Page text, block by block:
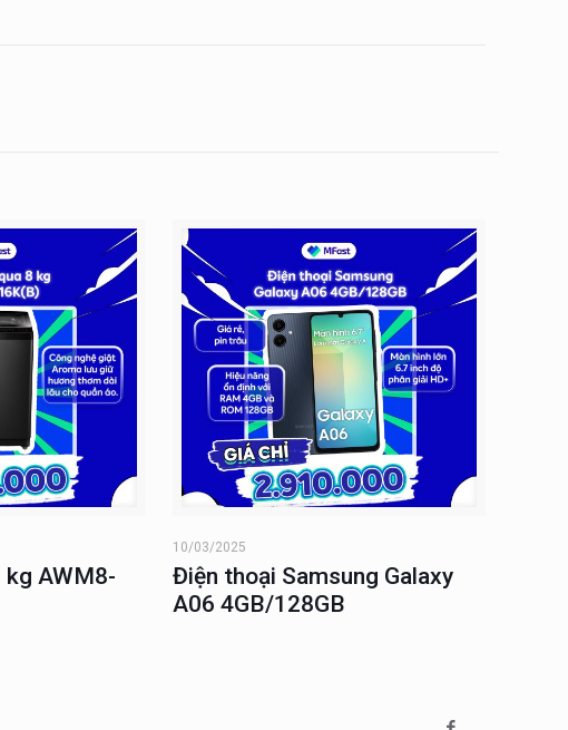
kg AWM8-
10/03/2025
Điện thoại Samsung Galaxy
A06 4GB/128GB